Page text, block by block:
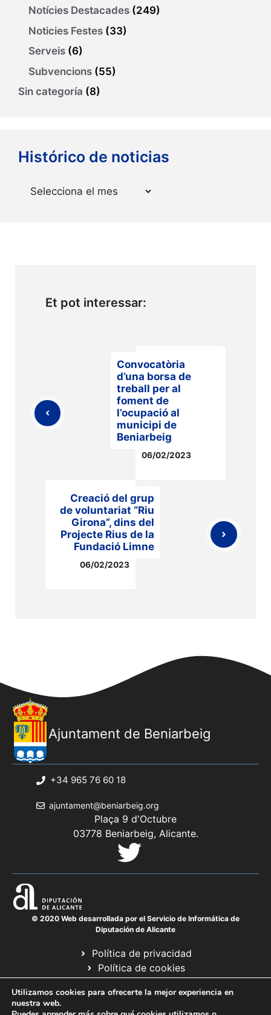
Notícies Destacades (249)
Noticies Festes (33)
Serveis (6)
Subvencions (55)
Sin categoría (8)
Histórico de noticias
Arxius
Et pot interessar:
Convocatòria
d’una borsa de
treball per al
foment de
l’ocupació al
municipi de
Beniarbeig
06/02/2023
Creació del grup
de voluntariat “Riu
Girona”, dins del
Projecte Rius de la
Fundació Limne
06/02/2023
Ajuntament de Beniarbeig
+34 965 76 60 18
ajuntament@beniarbeig.org
Plaça 9 d'Octubre
03778 Beniarbeig, Alicante.
© 2020 Web desarrollada por el Servicio de Informática de
Diputación de Alicante
Política de privacidad
Política de cookies
Mapa web
Utilizamos cookies para ofrecerte la mejor experiencia en
nuestra web.